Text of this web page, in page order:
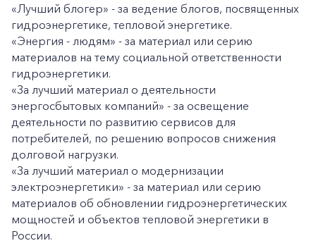
«Лучший блогер» - за ведение блогов, посвященных
гидроэнергетике, тепловой энергетике.
«Энергия - людям» - за материал или серию
материалов на тему социальной ответственности
гидроэнергетики.
«За лучший материал о деятельности
энергосбытовых компаний» - за освещение
деятельности по развитию сервисов для
потребителей, по решению вопросов снижения
долговой нагрузки.
«За лучший материал о модернизации
электроэнергетики» - за материал или серию
материалов об обновлении гидроэнергетических
мощностей и объектов тепловой энергетики в
России.